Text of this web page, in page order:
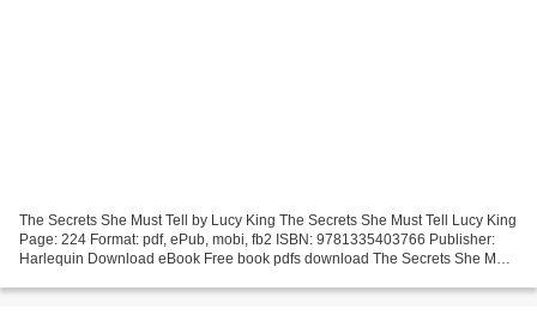
The Secrets She Must Tell by Lucy King The Secrets She Must Tell Lucy King
Page: 224 Format: pdf, ePub, mobi, fb2 ISBN: 9781335403766 Publisher:
Harlequin Download eBook Free book pdfs download The Secrets She Must